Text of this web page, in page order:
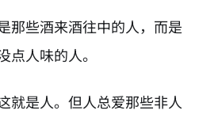
那些酒来酒往中的人，而是
点人味的人。
就是人。但人总爱那些非人